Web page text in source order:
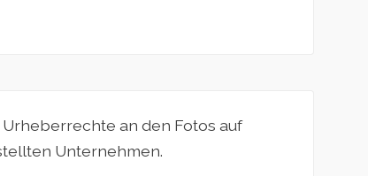
an den Fotos auf
Unternehmen.